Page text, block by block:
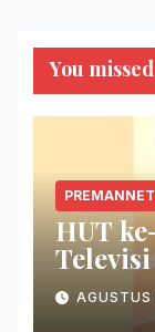
You missed
HUT